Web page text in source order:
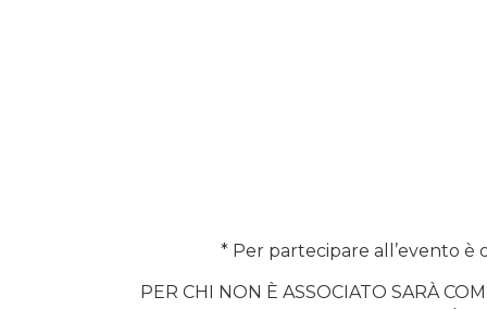
* Per partecipare all’evento è
PER CHI NON È ASSOCIATO SARÀ